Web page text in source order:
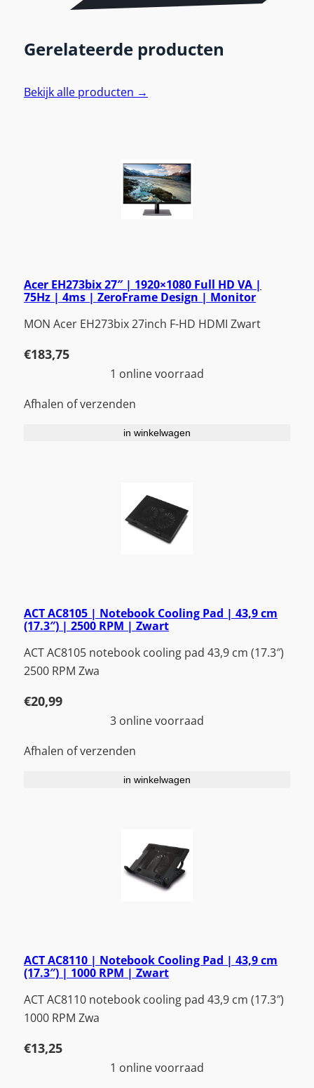
Gerelateerde producten
Bekijk alle producten →
Acer EH273bix 27″ | 1920×1080 Full HD VA |
75Hz | 4ms | ZeroFrame Design | Monitor
MON Acer EH273bix 27inch F-HD HDMI Zwart
€183,75
1 online voorraad
Afhalen of verzenden
in winkelwagen
ACT AC8105 | Notebook Cooling Pad | 43,9 cm
(17.3″) | 2500 RPM | Zwart
ACT AC8105 notebook cooling pad 43,9 cm (17.3″)
2500 RPM Zwa
€20,99
3 online voorraad
Afhalen of verzenden
in winkelwagen
ACT AC8110 | Notebook Cooling Pad | 43,9 cm
(17.3″) | 1000 RPM | Zwart
ACT AC8110 notebook cooling pad 43,9 cm (17.3″)
1000 RPM Zwa
€13,25
1 online voorraad